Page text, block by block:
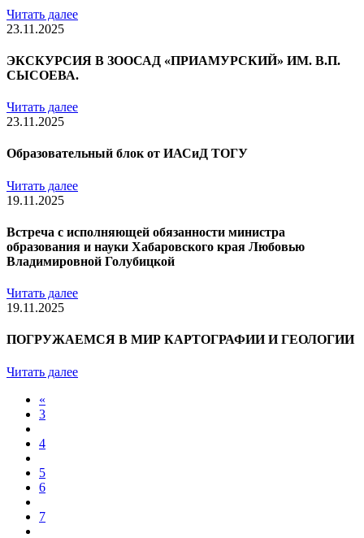
Читать далее
23.11.2025
ЭКСКУРСИЯ В ЗООСАД «ПРИАМУРСКИЙ» ИМ. В.П.
СЫСОЕВА.
Читать далее
23.11.2025
Образовательный блок от ИАСиД ТОГУ
Читать далее
19.11.2025
Встреча с исполняющей обязанности министра
образования и науки Хабаровского края Любовью
Владимировной Голубицкой
Читать далее
19.11.2025
ПОГРУЖАЕМСЯ В МИР КАРТОГРАФИИ И ГЕОЛОГИИ
Читать далее
«
3
4
5
6
7